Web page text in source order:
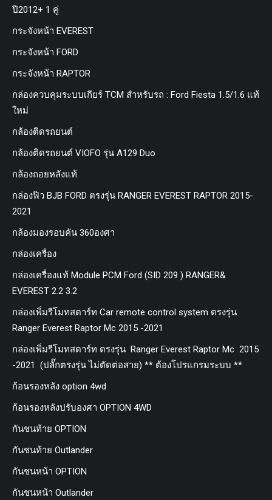
ปี2012+ 1 คู่
กระจังหน้า EVEREST
กระจังหน้า FORD
กระจังหน้า RAPTOR
กล่องควบคุมระบบเกียร์ TCM สำหรับรถ : Ford Fiesta 1.5/1.6 แท้
ใหม่
กล้องติดรถยนต์
กล้องติดรถยนต์ VIOFO รุ่น A129 Duo
กล้องถอยหลังแท้
กล่องฟิว BJB FORD ตรงรุ่น RANGER EVEREST RAPTOR 2015-
2021
กล้องมองรอบคัน 360องศา
กล่องเครื่อง
กล่องเครื่องแท้ Module PCM Ford (SID 209 ) RANGER&
EVEREST 2.2 3.2
กล่องเพิ่มรีโมทสตาร์ท Car remote control system ตรงรุ่น
Ranger Everest Raptor Mc 2015 -2021
กล่องเพิ่มรีโมทสตาร์ท ตรงรุ่น Ranger Everest Raptor Mc 2015
-2021 (ปลั๊กตรงรุ่น ไม่ตัดต่อสาย) ** ต้องโปรแกรมระบบ **
ก้อนรองหลัง option 4wd
ก้อนรองหลังปรับองศา OPTION 4WD
กันชนท้าย OPTION
กันชนท้าย Outlander
กันชนหน้า OPTION
กันชนหน้า Outlander